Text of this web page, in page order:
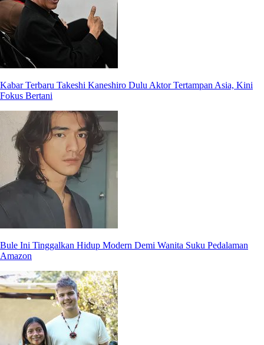
Kabar Terbaru Takeshi Kaneshiro Dulu Aktor Tertampan Asia, Kini
Fokus Bertani
Bule Ini Tinggalkan Hidup Modern Demi Wanita Suku Pedalaman
Amazon